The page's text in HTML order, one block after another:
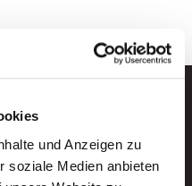
und Anzeigen zu
soziale Medien anbieten
E-Mail.